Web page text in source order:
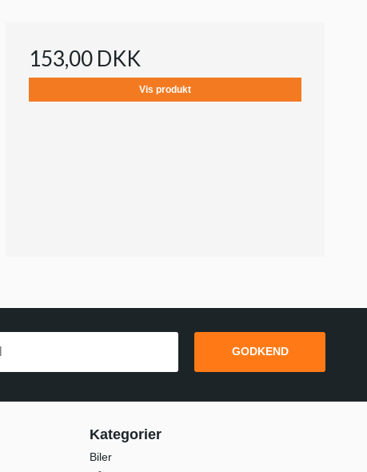
153,00 DKK
Vis produkt
GODKEND
Kategorier
Biler